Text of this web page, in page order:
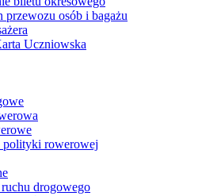
przewozu osób i bagażu
Uczniowska
polityki rowerowej
drogowego